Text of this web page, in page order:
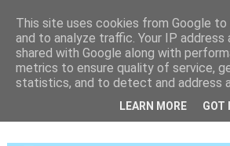
This site uses cookies from Google
and to analyze traffic. Your IP address
shared with Google along with
metrics to ensure quality of service,
statistics, and to detect and address
LEARN MORE GOT